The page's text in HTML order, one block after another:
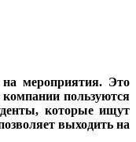
мероприятия. Это
пользуются
которые ищут
выходить на